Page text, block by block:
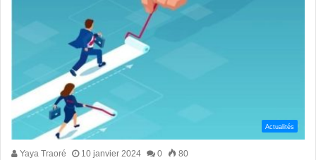
Actualités
Yaya Traoré 10 janvier 2024 0 80